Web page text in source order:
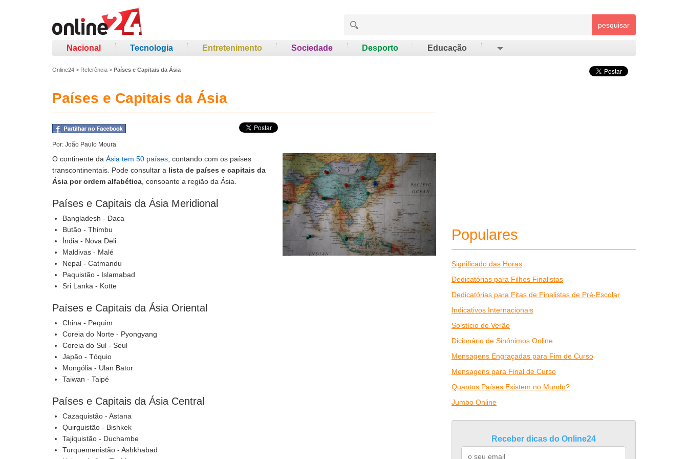
pesquisar
Nacional Tecnologia Entretenimento Sociedade Desporto Educação
Online24 > Referência > Países e Capitais da Ásia
Países e Capitais da Ásia
Por: João Paulo Moura
O continente da Ásia tem 50 países , contando com os países
transcontinentais. Pode consultar a lista de países e capitais da
Ásia por ordem alfabética , consoante a região da Ásia.
Países e Capitais da Ásia Meridional
Bangladesh - Daca
Butão - Thimbu
Índia - Nova Deli
Maldivas - Malé
Nepal - Catmandu
Paquistão - Islamabad
Sri Lanka - Kotte
Países e Capitais da Ásia Oriental
China - Pequim
Coreia do Norte - Pyongyang
Coreia do Sul - Seul
Japão - Tóquio
Mongólia - Ulan Bator
Taiwan - Taipé
Países e Capitais da Ásia Central
Cazaquistão - Astana
Quirguistão - Bishkek
Tajiquistão - Duchambe
Turquemenistão - Ashkhabad
Populares
Significado das Horas
Dedicatórias para Filhos Finalistas
Dedicatórias para Fitas de Finalistas de Pré-Escolar
Indicativos Internacionais
Solstício de Verão
Dicionário de Sinónimos Online
Mensagens Engraçadas para Fim de Curso
Mensagens para Final de Curso
Quantos Países Existem no Mundo?
Jumbo Online
Receber dicas do Online24